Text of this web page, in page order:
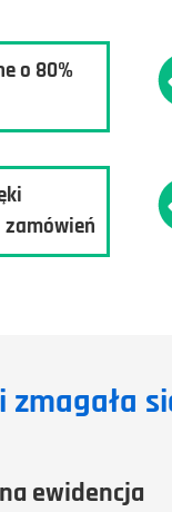
o 80%
ewidencja